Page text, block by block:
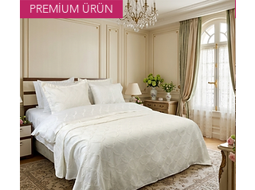
PREMİUM ÜRÜN